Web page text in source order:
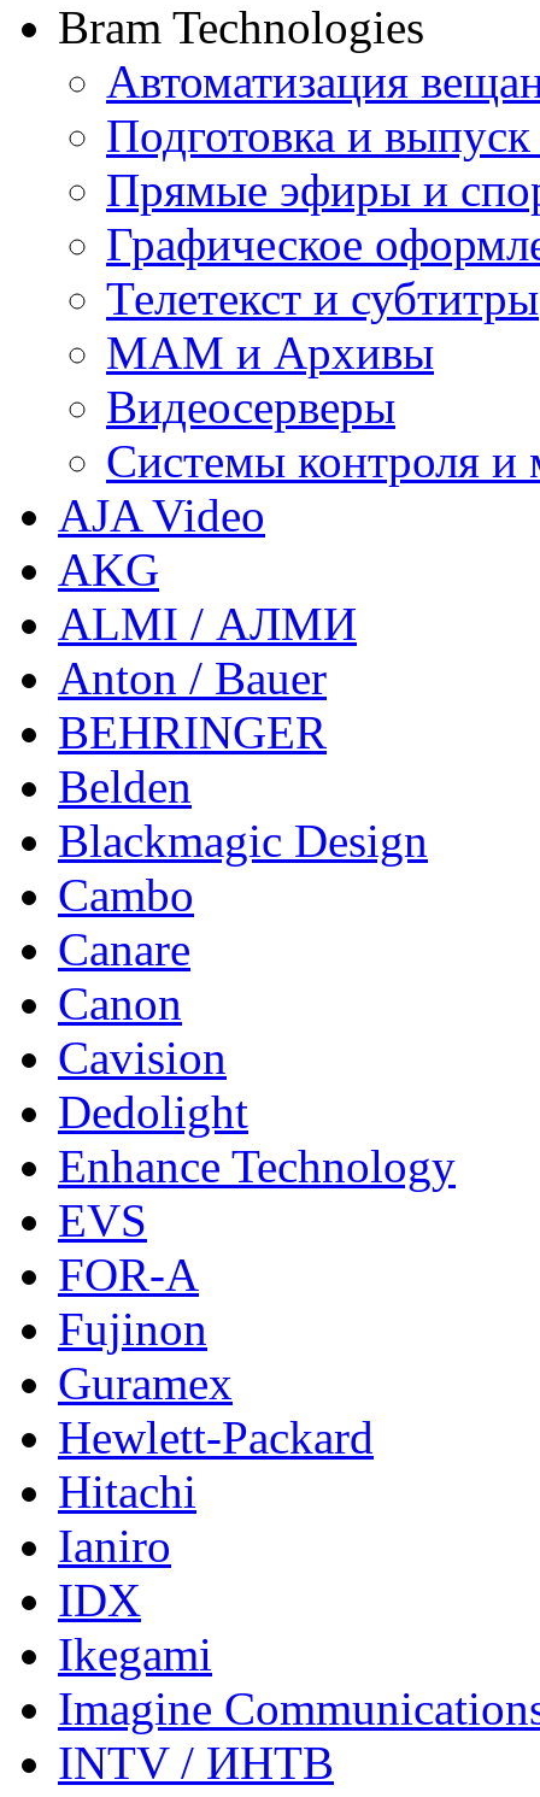
Bram Technologies
Автоматизация
Подготовка и
Прямые эфиры и
Графическое
Телетекст и субтитры
МАМ и Архивы
Видеосерверы
Системы контроля и
AJA Video
AKG
ALMI / АЛМИ
Anton / Bauer
BEHRINGER
Belden
Blackmagic Design
Cambo
Canare
Canon
Cavision
Dedolight
Enhance Technology
EVS
FOR-A
Fujinon
Guramex
Hewlett-Packard
Hitachi
Ianiro
IDX
Ikegami
Imagine
INTV / ИНТВ